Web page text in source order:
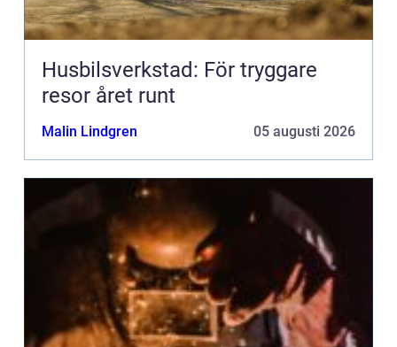
Husbilsverkstad: För tryggare
resor året runt
Malin Lindgren 05 augusti 2026